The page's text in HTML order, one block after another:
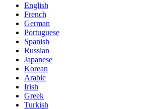
English
French
German
Portuguese
Spanish
Russian
Japanese
Korean
Arabic
Irish
Greek
Turkish